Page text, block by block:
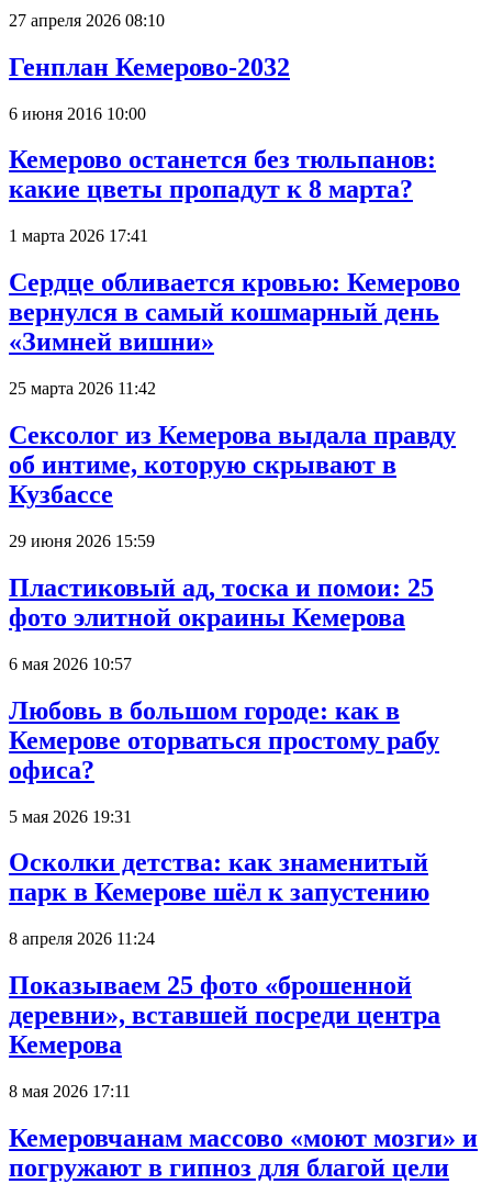
27 апреля 2026 08:10
Генплан Кемерово-2032
6 июня 2016 10:00
Кемерово останется без тюльпанов:
какие цветы пропадут к 8 марта?
1 марта 2026 17:41
Сердце обливается кровью: Кемерово
вернулся в самый кошмарный день
«Зимней вишни»
25 марта 2026 11:42
Сексолог из Кемерова выдала правду
об интиме, которую скрывают в
Кузбассе
29 июня 2026 15:59
Пластиковый ад, тоска и помои: 25
фото элитной окраины Кемерова
6 мая 2026 10:57
Любовь в большом городе: как в
Кемерове оторваться простому рабу
офиса?
5 мая 2026 19:31
Осколки детства: как знаменитый
парк в Кемерове шёл к запустению
8 апреля 2026 11:24
Показываем 25 фото «брошенной
деревни», вставшей посреди центра
Кемерова
8 мая 2026 17:11
Кемеровчанам массово «моют мозги» и
погружают в гипноз для благой цели